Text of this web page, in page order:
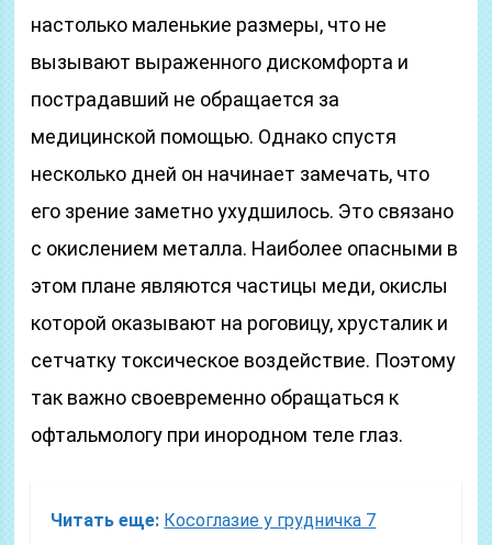
настолько маленькие размеры, что не
вызывают выраженного дискомфорта и
пострадавший не обращается за
медицинской помощью. Однако спустя
несколько дней он начинает замечать, что
его зрение заметно ухудшилось. Это связано
с окислением металла. Наиболее опасными в
этом плане являются частицы меди, окислы
которой оказывают на роговицу, хрусталик и
сетчатку токсическое воздействие. Поэтому
так важно своевременно обращаться к
офтальмологу при инородном теле глаз.
Читать еще: Косоглазие у грудничка 7